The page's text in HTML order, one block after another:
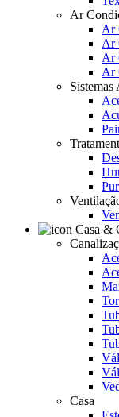
Ar
Ar
Ar
Ar
Ar
Sistemas
Casa